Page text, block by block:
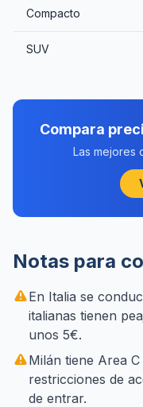
Compacto
SUV
Compara
Las mejores
Notas para
En Italia se
italianas tienen
unos 5€.
Milán tiene Area
restricciones de
de entrar.